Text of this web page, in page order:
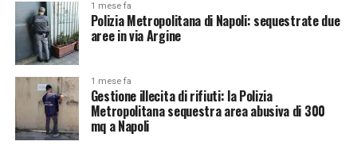
1 mese fa
Polizia Metropolitana di Napoli: sequestrate due
aree in via Argine
1 mese fa
Gestione illecita di rifiuti: la Polizia
Metropolitana sequestra area abusiva di 300
mq a Napoli